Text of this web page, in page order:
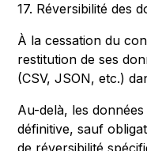
17. Réversibilité des
À la cessation du
restitution de ses
(CSV, JSON, etc.)
Au-delà, les
définitive, sauf
de réversibilité